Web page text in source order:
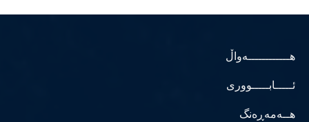
هــــــــــــەواڵ
ئـــــابـــــووری
هــەمەڕەنگ